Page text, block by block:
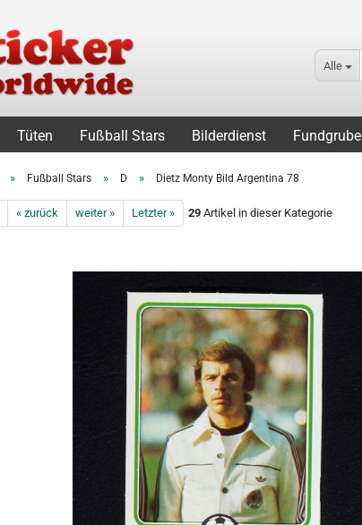
Alle
Tüten Fußball Stars Bilderdienst Fundgrube
» Fußball Stars » D » Dietz Monty Bild Argentina 78
« zurück weiter » Letzter » 29 Artikel in dieser Kategorie